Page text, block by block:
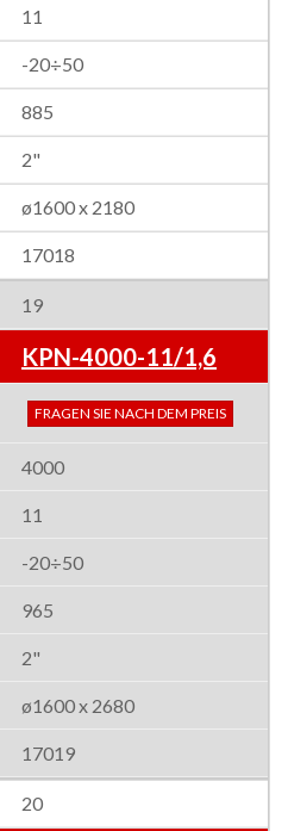
11
-20÷50
885
2"
ø1600 x 2180
17018
19
KPN-4000-11/1,6
FRAGEN SIE NACH DEM PREIS
4000
11
-20÷50
965
2"
ø1600 x 2680
17019
20